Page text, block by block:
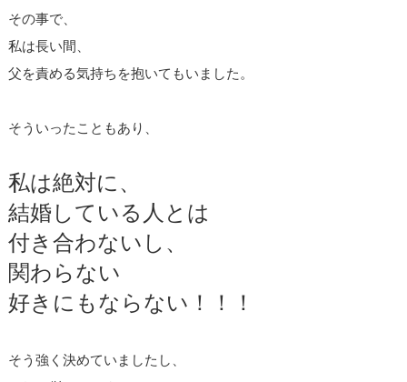
その事で、
私は長い間、
父を責める気持ちを抱いてもいました。
そういったこともあり、
私は絶対に、
結婚している人とは
付き合わないし、
関わらない
好きにもならない！！！
そう強く決めていましたし、